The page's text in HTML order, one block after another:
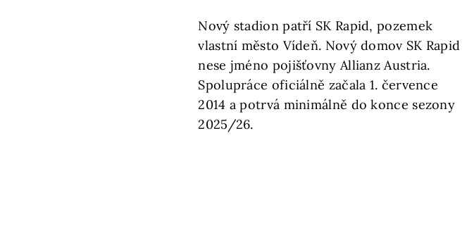
Nový stadion patří SK Rapid, pozemek
vlastní město Vídeň. Nový domov SK Rapid
nese jméno pojišťovny Allianz Austria.
Spolupráce oficiálně začala 1. července
2014 a potrvá minimálně do konce sezony
2025/26.